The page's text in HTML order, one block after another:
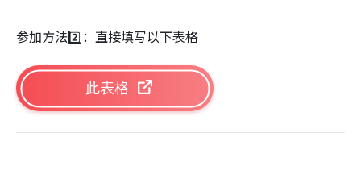
参加方法2️⃣：直接填写以下表格
此表格